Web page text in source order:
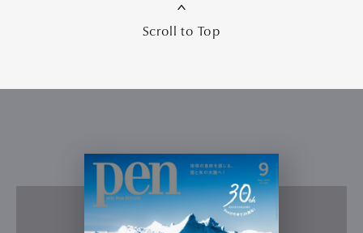
Scroll to Top